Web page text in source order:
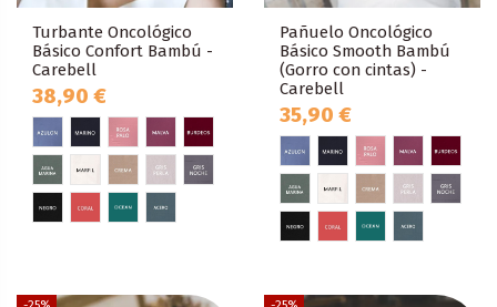
Turbante Oncológico
Básico Confort Bambú -
Carebell
38,90 €
Pañuelo Oncológico
Básico Smooth Bambú
(Gorro con cintas) -
Carebell
35,90 €